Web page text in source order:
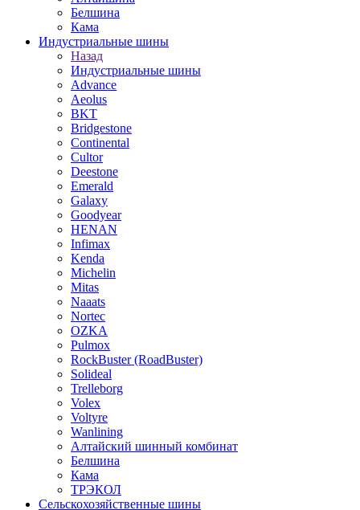
Белшина
Кама
Индустриальные шины
Назад
Индустриальные шины
Advance
Aeolus
BKT
Bridgestone
Continental
Cultor
Deestone
Emerald
Galaxy
Goodyear
HENAN
Infimax
Kenda
Michelin
Mitas
Naaats
Nortec
OZKA
Pulmox
RockBuster (RoadBuster)
Solideal
Trelleborg
Volex
Voltyre
Wanlining
Алтайский шинный комбинат
Белшина
Кама
ТРЭКОЛ
Сельскохозяйственные шины